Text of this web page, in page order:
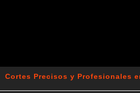
Cortes Precisos y Profesionales